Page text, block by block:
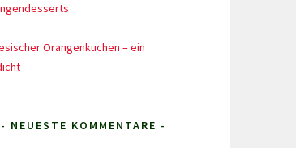
Orangenkuchen – ein
- NEUESTE KOMMENTARE -